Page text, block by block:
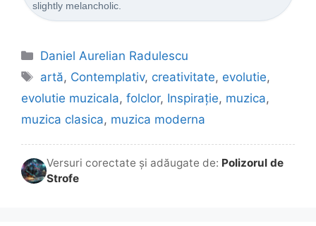
slightly melancholic.
Categorii
Daniel Aurelian Radulescu
Etichete
artă, Contemplativ, creativitate, evolutie,
evolutie muzicala, folclor, Inspirație, muzica,
muzica clasica, muzica moderna
Versuri corectate și adăugate de: Polizorul de
Strofe